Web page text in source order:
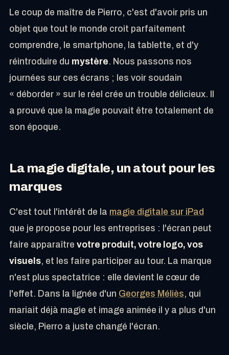
Le coup de maître de Pierro, c'est d'avoir pris un
objet que tout le monde croit parfaitement
comprendre, le smartphone, la tablette, et d'y
réintroduire du mystère. Nous passons nos
journées sur ces écrans ; les voir soudain
« déborder » sur le réel crée un trouble délicieux. Il
a prouvé que la magie pouvait être totalement de
son époque.
La magie digitale, un atout pour les
marques
C'est tout l'intérêt de la magie digitale sur iPad
que je propose pour les entreprises : l'écran peut
faire apparaître votre produit, votre logo, vos
visuels, et les faire participer au tour. La marque
n'est plus spectatrice : elle devient le cœur de
l'effet. Dans la lignée d'un Georges Méliès, qui
mariait déjà magie et image animée il y a plus d'un
siècle, Pierro a juste changé l'écran.